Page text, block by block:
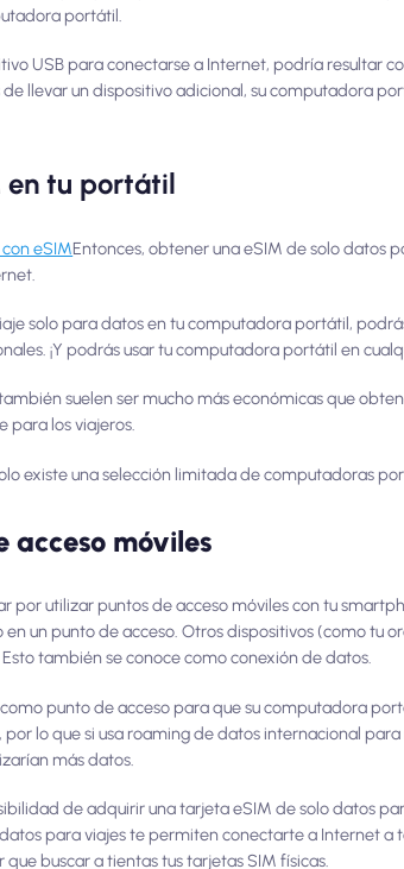
portátil.
USB para conectarse a Internet, podría resultar
llevar un dispositivo adicional, su computadora
en tu portátil
eSIMEntonces, obtener una eSIM de solo datos
solo para datos en tu computadora portátil,
¡Y podrás usar tu computadora portátil en
suelen ser mucho más económicas que
para los viajeros.
existe una selección limitada de computadoras
acceso móviles
por utilizar puntos de acceso móviles con tu
un punto de acceso. Otros dispositivos (como tu
también se conoce como conexión de datos.
punto de acceso para que su computadora
lo que si usa roaming de datos internacional
más datos.
de adquirir una tarjeta eSIM de solo datos
para viajes te permiten conectarte a Internet
buscar a tientas tus tarjetas SIM físicas.